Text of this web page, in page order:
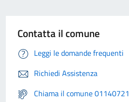
Contatta il comune
Leggi le domande frequenti
Richiedi Assistenza
Chiama il comune 01140721